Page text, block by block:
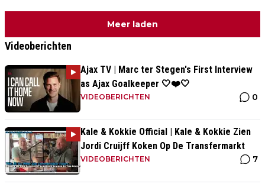
Meer laden
Videoberichten
Ajax TV | Marc ter Stegen's First Interview
as Ajax Goalkeeper 🤍❤️🤍
VIDEOBERICHTEN 0
Kale & Kokkie Official | Kale & Kokkie Zien
Jordi Cruijff Koken Op De Transfermarkt
VIDEOBERICHTEN 7